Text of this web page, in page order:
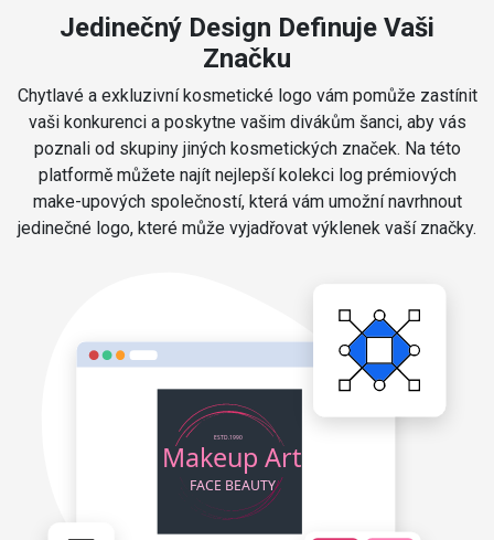
Jedinečný Design Definuje Vaši
Značku
Chytlavé a exkluzivní kosmetické logo vám pomůže zastínit
vaši konkurenci a poskytne vašim divákům šanci, aby vás
poznali od skupiny jiných kosmetických značek. Na této
platformě můžete najít nejlepší kolekci log prémiových
make-upových společností, která vám umožní navrhnout
jedinečné logo, které může vyjadřovat výklenek vaší značky.